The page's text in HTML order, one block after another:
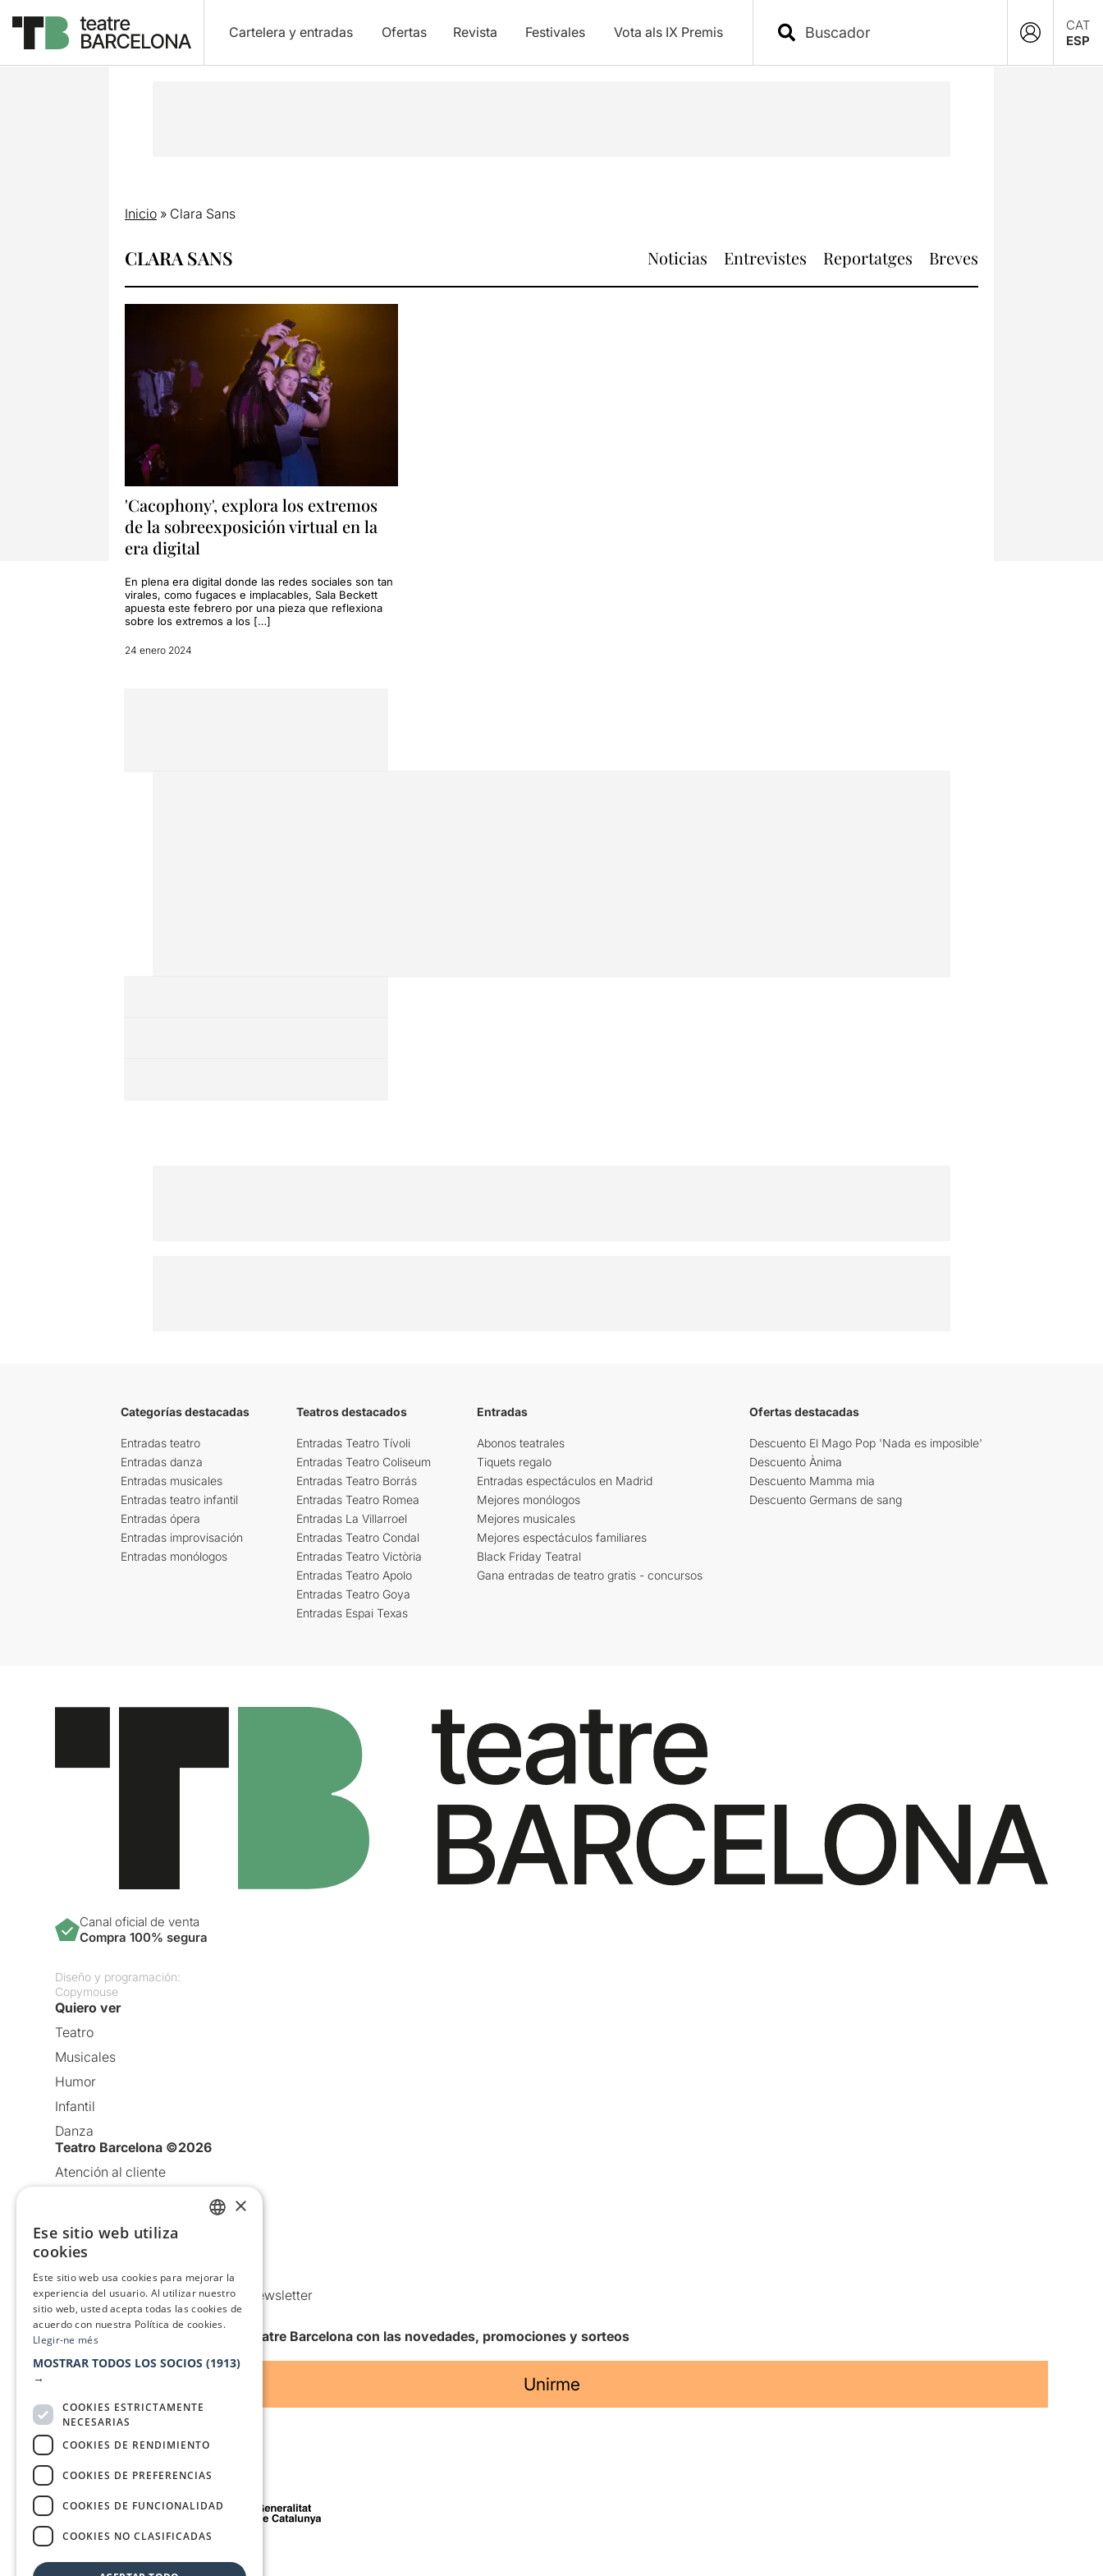
Cartelera y entradas Ofertas Revista Festivales Vota als IX Premis
CAT
ESP
Inicio» Clara Sans
CLARA SANS Noticias Entrevistes Reportatges Breves
'Cacophony', explora los extremos
de la sobreexposición virtual en la
era digital
En plena era digital donde las redes sociales son tan
virales, como fugaces e implacables, Sala Beckett
apuesta este febrero por una pieza que reflexiona
sobre los extremos a los […]
24 enero 2024
Categorías destacadas
Entradas teatro
Entradas danza
Entradas musicales
Entradas teatro infantil
Entradas ópera
Entradas improvisación
Entradas monólogos
Teatros destacados
Entradas Teatro Tívoli
Entradas Teatro Coliseum
Entradas Teatro Borrás
Entradas Teatro Romea
Entradas La Villarroel
Entradas Teatro Condal
Entradas Teatro Victòria
Entradas Teatro Apolo
Entradas Teatro Goya
Entradas Espai Texas
Entradas
Abonos teatrales
Tiquets regalo
Entradas espectáculos en Madrid
Mejores monólogos
Mejores musicales
Mejores espectáculos familiares
Black Friday Teatral
Gana entradas de teatro gratis - concursos
Ofertas destacadas
Descuento El Mago Pop 'Nada es imposible'
Descuento Ànima
Descuento Mamma mia
Descuento Germans de sang
Canal oficial de venta
Compra 100% segura
Diseño y programación:
Copymouse
Quiero ver
Teatro
Musicales
Humor
Infantil
Danza
Teatro Barcelona ©2026
Atención al cliente
Política de Cookies
Condiciones de uso
Comunicaciones comerciales y Newsletter
Anuncia’t
Quiero recibir la newsletter de Teatre Barcelona con las novedades, promociones y sorteos
Unirme
Con el apoyo de
Medio de comunicación asociado a
×
Ese sitio web utiliza
cookies
Este sitio web usa cookies para mejorar la
experiencia del usuario. Al utilizar nuestro
sitio web, usted acepta todas las cookies de
acuerdo con nuestra Política de cookies.
Llegir-ne més
MOSTRAR TODOS LOS SOCIOS (1913)
→
COOKIES ESTRICTAMENTE
NECESARIAS
COOKIES DE RENDIMIENTO
COOKIES DE PREFERENCIAS
COOKIES DE FUNCIONALIDAD
COOKIES NO CLASIFICADAS